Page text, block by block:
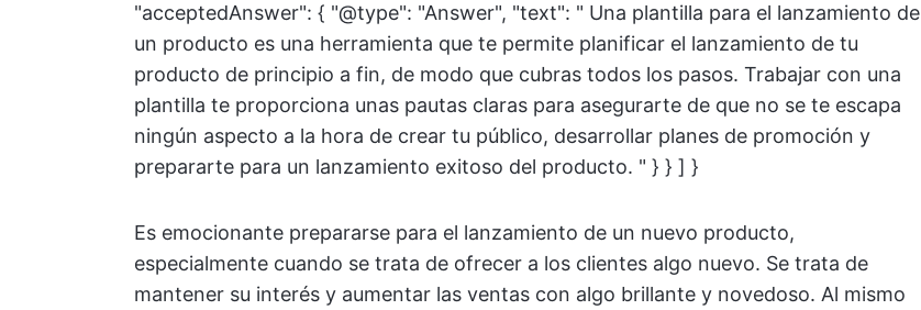
"acceptedAnswer": { "@type": "Answer", "text": " Una plantilla para el lanzamiento de
un producto es una herramienta que te permite planificar el lanzamiento de tu
producto de principio a fin, de modo que cubras todos los pasos. Trabajar con una
plantilla te proporciona unas pautas claras para asegurarte de que no se te escapa
ningún aspecto a la hora de crear tu público, desarrollar planes de promoción y
prepararte para un lanzamiento exitoso del producto. " } } ] }
Es emocionante prepararse para el lanzamiento de un nuevo producto,
especialmente cuando se trata de ofrecer a los clientes algo nuevo. Se trata de
mantener su interés y aumentar las ventas con algo brillante y novedoso. Al mismo